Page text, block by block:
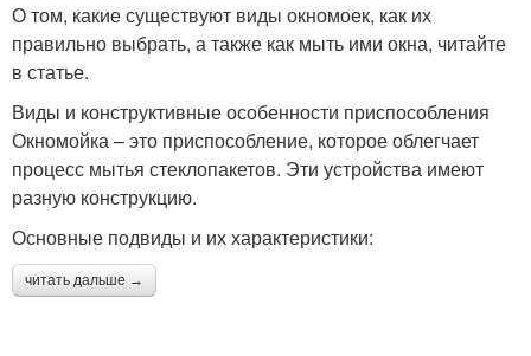
О том, какие существуют виды окномоек, как их
правильно выбрать, а также как мыть ими окна, читайте
в статье.
Виды и конструктивные особенности приспособления
Окномойка – это приспособление, которое облегчает
процесс мытья стеклопакетов. Эти устройства имеют
разную конструкцию.
Основные подвиды и их характеристики:
читать дальше →